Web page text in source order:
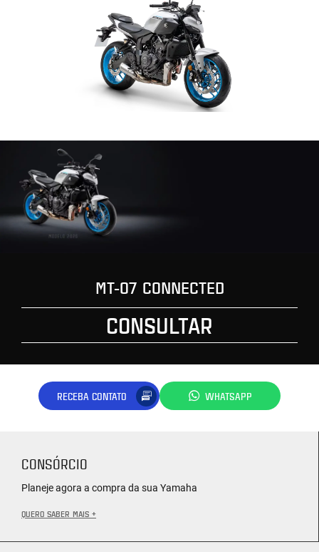
MT-07 CONNECTED
CONSULTAR
RECEBA CONTATO WHATSAPP
CONSÓRCIO
Planeje agora a compra da sua Yamaha
QUERO SABER MAIS +